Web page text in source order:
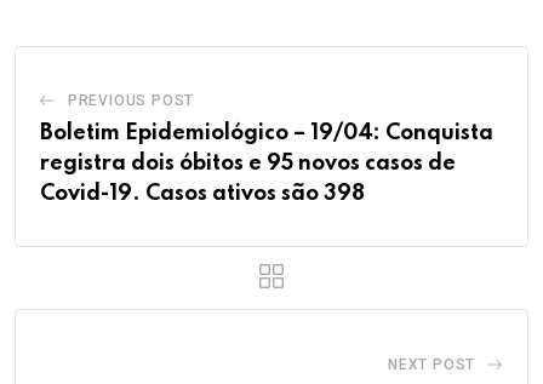
PREVIOUS POST
Boletim Epidemiológico – 19/04: Conquista
registra dois óbitos e 95 novos casos de
Covid-19. Casos ativos são 398
NEXT POST